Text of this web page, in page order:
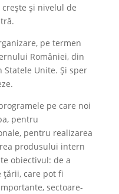
și nivelul de
pe termen
României, din
Unite. Și sper
pe care noi
pentru
pentru realizarea
produsului intern
obiectivul: de a
țării, care pot fi
sectoare-